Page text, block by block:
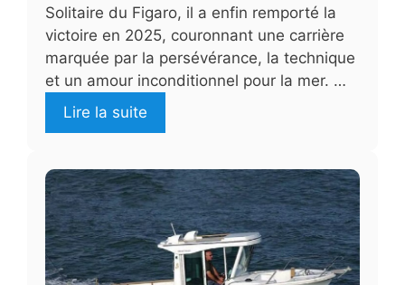
Solitaire du Figaro, il a enfin remporté la
victoire en 2025, couronnant une carrière
marquée par la persévérance, la technique
et un amour inconditionnel pour la mer. …
Lire la suite